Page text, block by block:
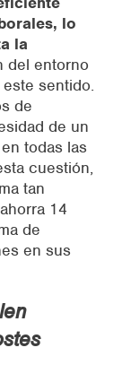
lo
la
del entorno
sentido.
de
de un
todas las
cuestión,
tan
14
de
en sus